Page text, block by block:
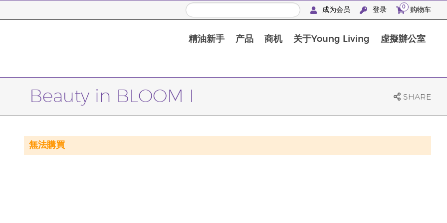
成为会员 登录 0 购物车
精油新手 产品 商机 关于Young Living 虛擬辦公室
Beauty in BLOOM I SHARE
無法購買